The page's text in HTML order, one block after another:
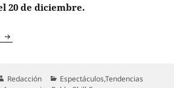
20 de diciembre.
Pablo Chill-E anuncia show para
Autor
Redacción Categorías
Espectáculos,Tendencias